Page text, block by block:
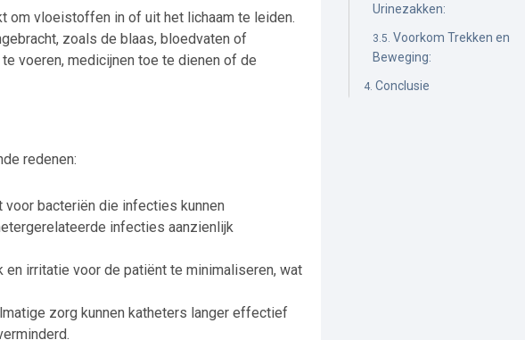
om vloeistoffen in of uit het lichaam te leiden.
zoals de blaas, bloedvaten of
voeren, medicijnen toe te dienen of de
redenen:
bacteriën die infecties kunnen
infecties aanzienlijk
en irritatie voor de patiënt te minimaliseren, wat
zorg kunnen katheters langer effectief
Urinezakken:
Voorkom Trekken en
Beweging:
Conclusie